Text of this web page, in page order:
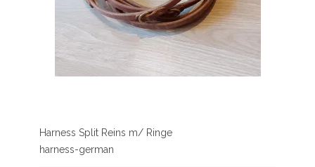
Harness Split Reins m/ Ringe
harness-german